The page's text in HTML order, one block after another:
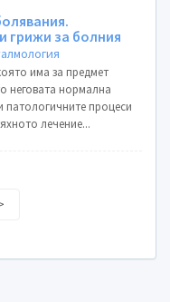
грижи за болния
има за предмет
неговата нормална
патологичните процеси
лечение...